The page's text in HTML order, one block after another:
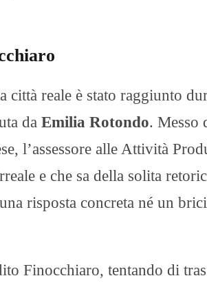
città reale è stato raggiunto
da Emilia Rotondo. Messo
l’assessore alle Attività
e che sa della solita
risposta concreta né un
Finocchiaro, tentando di